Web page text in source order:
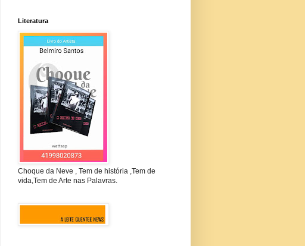
Literatura
Choque da Neve , Tem de história ,Tem de
vida,Tem de Arte nas Palavras.